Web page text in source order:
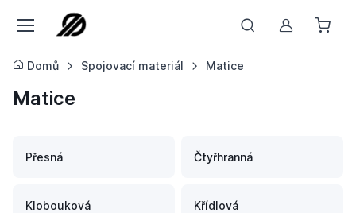
Můj účet
Domů Spojovací materiál Matice
Matice
Přesná Čtyřhranná
Klobouková Křídlová